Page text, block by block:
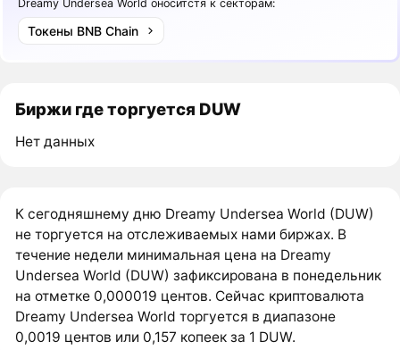
Dreamy Undersea World оноситстя к секторам:
Токены BNB Chain
Биржи где торгуется DUW
Нет данных
К сегодняшнему дню Dreamy Undersea World (DUW)
не торгуется на отслеживаемых нами биржах. В
течение недели минимальная цена на Dreamy
Undersea World (DUW) зафиксирована в понедельник
на отметке 0,000019 центов. Сейчас криптовалюта
Dreamy Undersea World торгуется в диапазоне
0,0019 центов или 0,157 копеек за 1 DUW.